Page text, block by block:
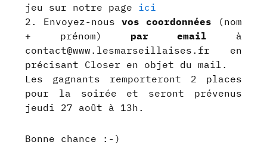
jeu sur notre page ici
2. Envoyez-nous vos coordonnées (nom
+ prénom) par email à
contact@www.lesmarseillaises.fr en
précisant Closer en objet du mail.
Les gagnants remporteront 2 places
pour la soirée et seront prévenus
jeudi 27 août à 13h.
Bonne chance :-)